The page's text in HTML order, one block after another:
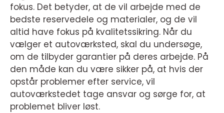
fokus. Det betyder, at de vil arbejde med de
bedste reservedele og materialer, og de vil
altid have fokus på kvalitetssikring. Når du
vælger et autoværksted, skal du undersøge,
om de tilbyder garantier på deres arbejde. På
den måde kan du være sikker på, at hvis der
opstår problemer efter service, vil
autoværkstedet tage ansvar og sørge for, at
problemet bliver løst.